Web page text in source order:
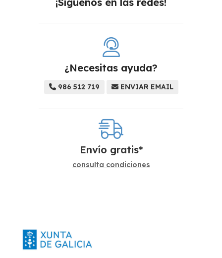
¿Necesitas ayuda?
986 512 719 ENVIAR EMAIL
Envío gratis*
consulta condiciones